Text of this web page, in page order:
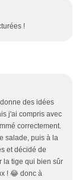
!
des idées
j'ai compris avec
correctement.
salade, puis à la
et décidé de
la tige qui bien sûr
! 😂 donc à